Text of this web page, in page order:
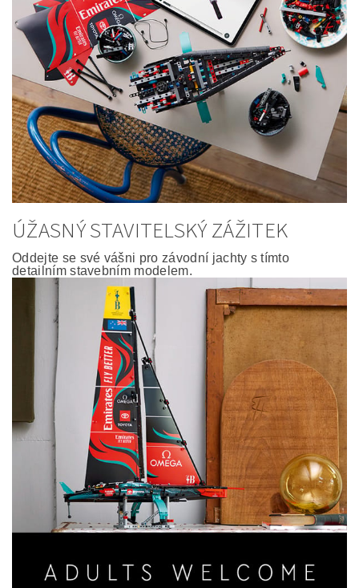
ÚŽASNÝ STAVITELSKÝ ZÁŽITEK
Oddejte se své vášni pro závodní jachty s tímto
detailním stavebním modelem.